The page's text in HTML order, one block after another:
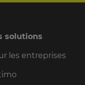
solutions
les entreprises